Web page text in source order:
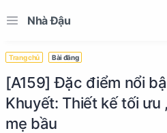
Nhà Đậu
Trang chủ Bài đăng
[A159] Đặc điểm nổi
Khuyết: Thiết kế tối
mẹ bầu